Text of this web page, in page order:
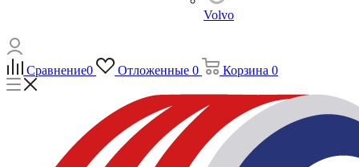
Volvo
Сравнение0 Отложенные 0 Корзина 0